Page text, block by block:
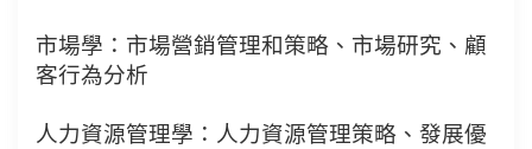
市場學：市場營銷管理和策略、市場研究、顧
客行為分析
人力資源管理學：人力資源管理策略、發展優